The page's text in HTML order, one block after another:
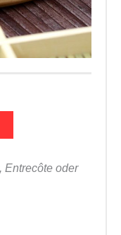
Entrecôte oder